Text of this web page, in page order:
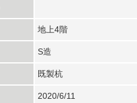
地上4階
S造
既製杭
2020/6/11